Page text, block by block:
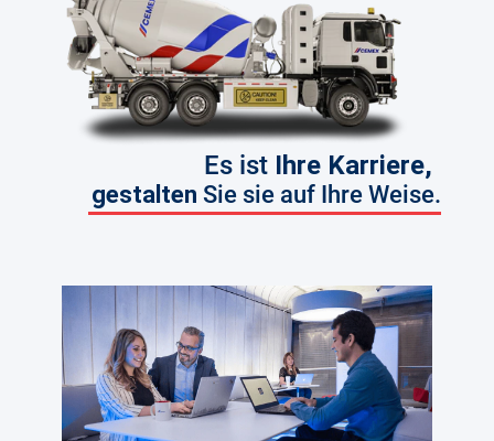
Es ist Ihre Karriere,
gestalten Sie sie auf Ihre Weise.